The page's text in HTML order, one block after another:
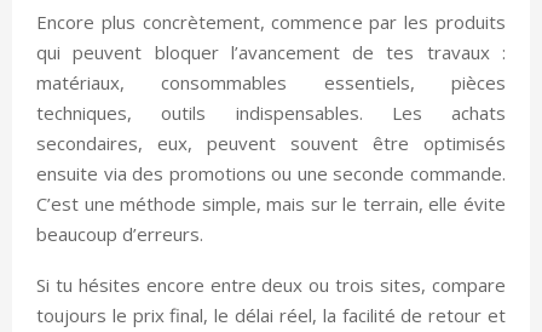
Encore plus concrètement, commence par les produits
qui peuvent bloquer l’avancement de tes travaux :
matériaux, consommables essentiels, pièces
techniques, outils indispensables. Les achats
secondaires, eux, peuvent souvent être optimisés
ensuite via des promotions ou une seconde commande.
C’est une méthode simple, mais sur le terrain, elle évite
beaucoup d’erreurs.
Si tu hésites encore entre deux ou trois sites, compare
toujours le prix final, le délai réel, la facilité de retour et